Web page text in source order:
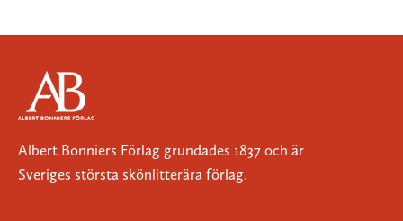
Albert Bonniers Förlag grundades 1837 och är
Sveriges största skönlitterära förlag.